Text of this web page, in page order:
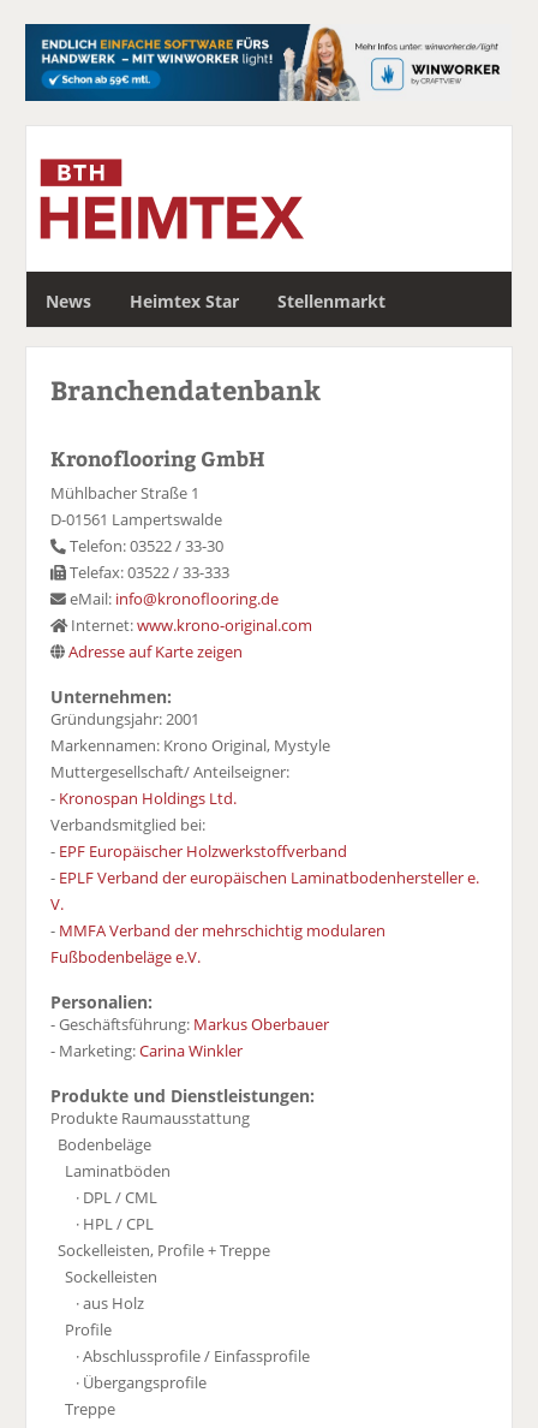
News Heimtex Star Stellenmarkt
c
Branchendatenbank
Kronoflooring GmbH
Mühlbacher Straße 1
D-01561 Lampertswalde
Telefon: 03522 / 33-30
Telefax: 03522 / 33-333
eMail: info@kronoflooring.de
Internet:www.krono-original.com
Adresse auf Karte zeigen
Unternehmen:
Gründungsjahr: 2001
Markennamen: Krono Original, Mystyle
Muttergesellschaft/ Anteilseigner:
- Kronospan Holdings Ltd.
Verbandsmitglied bei:
- EPF Europäischer Holzwerkstoffverband
- EPLF Verband der europäischen Laminatbodenhersteller e.
V.
- MMFA Verband der mehrschichtig modularen
Fußbodenbeläge e.V.
Personalien:
- Geschäftsführung: Markus Oberbauer
- Marketing:Carina Winkler
Produkte und Dienstleistungen:
Produkte Raumausstattung
Bodenbeläge
Laminatböden
· DPL / CML
· HPL / CPL
Sockelleisten, Profile + Treppe
Sockelleisten
· aus Holz
Profile
· Abschlussprofile / Einfassprofile
· Übergangsprofile
Treppe